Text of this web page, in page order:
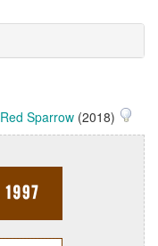
Red Sparrow (2018)